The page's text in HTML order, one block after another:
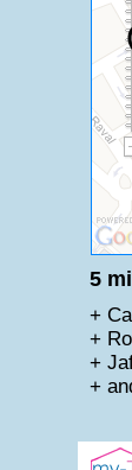
5
+
+
+
+